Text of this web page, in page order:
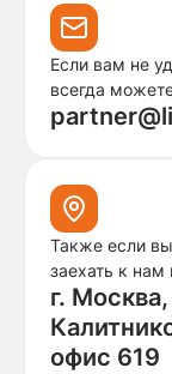
Если вам не
всегда
Также если
заехать к нам
г.
офис 619